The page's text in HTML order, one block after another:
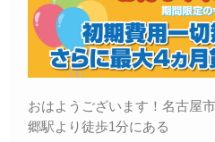
おはようございます！名古屋
郷駅より徒歩1分にある